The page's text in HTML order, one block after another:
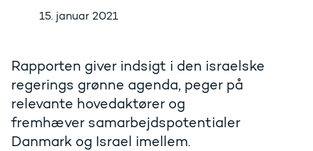
15. januar 2021
Rapporten giver indsigt i den israelske
regerings grønne agenda, peger på
relevante hovedaktører og
fremhæver samarbejdspotentialer
Danmark og Israel imellem.